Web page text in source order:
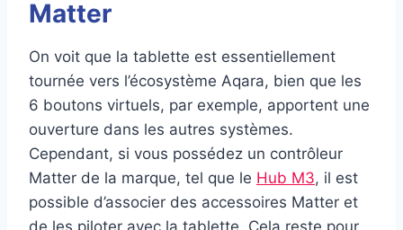
Matter
On voit que la tablette est essentiellement
tournée vers l’écosystème Aqara, bien que les
6 boutons virtuels, par exemple, apportent une
ouverture dans les autres systèmes.
Cependant, si vous possédez un contrôleur
Matter de la marque, tel que le Hub M3, il est
possible d’associer des accessoires Matter et
de les piloter avec la tablette. Cela reste pour